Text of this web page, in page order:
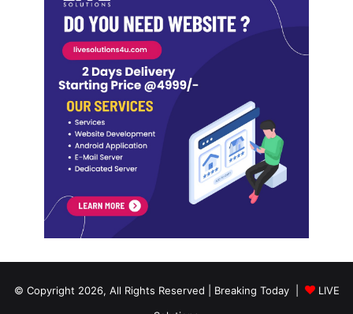
© Copyright 2026, All Rights Reserved | Breaking Today |
LIVE